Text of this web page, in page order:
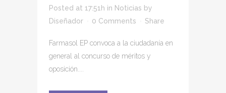
Posted at 17:51h in Noticias by
Diseñador
0 Comments Share
Farmasol EP convoca a la ciudadanía en
general al concurso de méritos y
oposición....